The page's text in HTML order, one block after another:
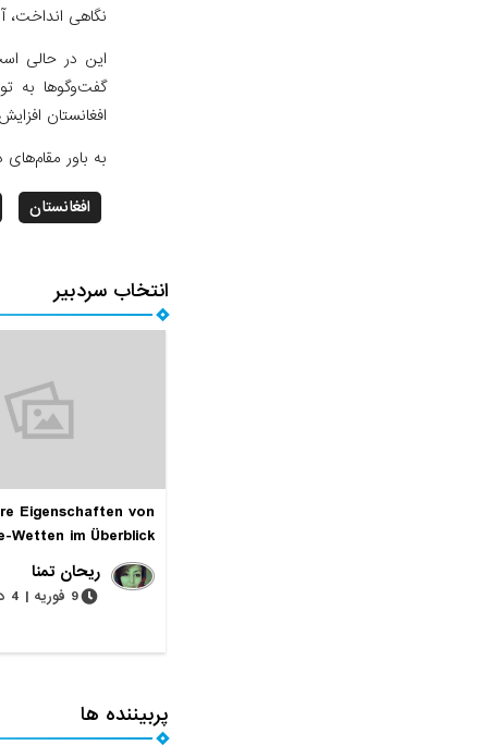
نگاهی انداخت،
این در حالی
گفت‌وگوها به
افغانستان
به باور
افغانستان
انتخاب سردبیر
Eigenschaften von
Wetten im Überblick
ریحان تمنا
9 فوریه | 4 دقیقه
پربیننده ها